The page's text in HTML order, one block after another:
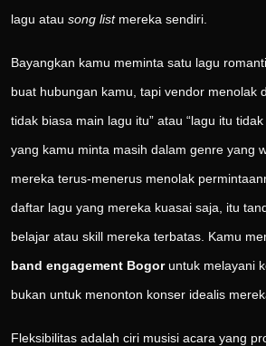
lagu atau song listmereka sendiri.
Bayangkan kamu meminta satu lagu
buat hubungan kamu, tapi vendor menolak
tidak biasa main lagu itu” atau “lagu itu
yang kamu minta masih dalam genre yang
mereka terus-menerus menolak
daftar lagu yang mereka kuasai saja, itu
belajar atau skill mereka terbatas. Kamu
band engagement Bogoruntuk melayani
bukan untuk menonton konser idealis
Fleksibilitas adalah ciri musisi acara yang